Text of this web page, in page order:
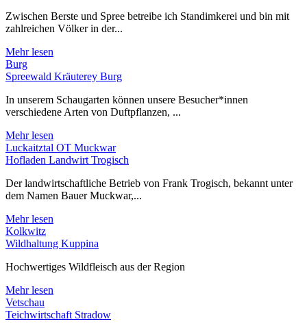
Zwischen Berste und Spree betreibe ich Standimkerei und bin mit
zahlreichen Völker in der...
Mehr lesen
Burg
Spreewald Kräuterey Burg
In unserem Schaugarten können unsere Besucher*innen
verschiedene Arten von Duftpflanzen, ...
Mehr lesen
Luckaitztal OT Muckwar
Hofladen Landwirt Trogisch
Der landwirtschaftliche Betrieb von Frank Trogisch, bekannt unter
dem Namen Bauer Muckwar,...
Mehr lesen
Kolkwitz
Wildhaltung Kuppina
Hochwertiges Wildfleisch aus der Region
Mehr lesen
Vetschau
Teichwirtschaft Stradow